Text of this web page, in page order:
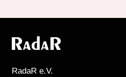
RadaR e.V.